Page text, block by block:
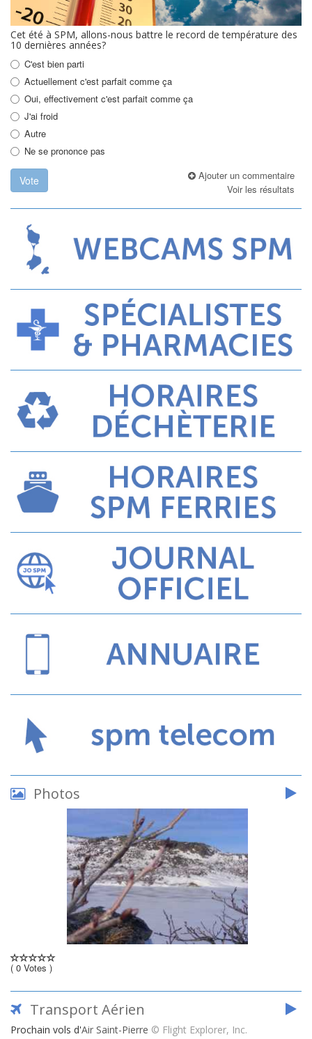
Cet été à SPM, allons-nous battre le record de température des
10 dernières années?
C'est bien parti
Actuellement c'est parfait comme ça
Oui, effectivement c'est parfait comme ça
J'ai froid
Autre
Ne se prononce pas
Vote
Ajouter un commentaire
Voir les résultats
Photos
( 0 Votes )
Transport Aérien
Prochain vols d'Air Saint-Pierre © Flight Explorer, Inc.